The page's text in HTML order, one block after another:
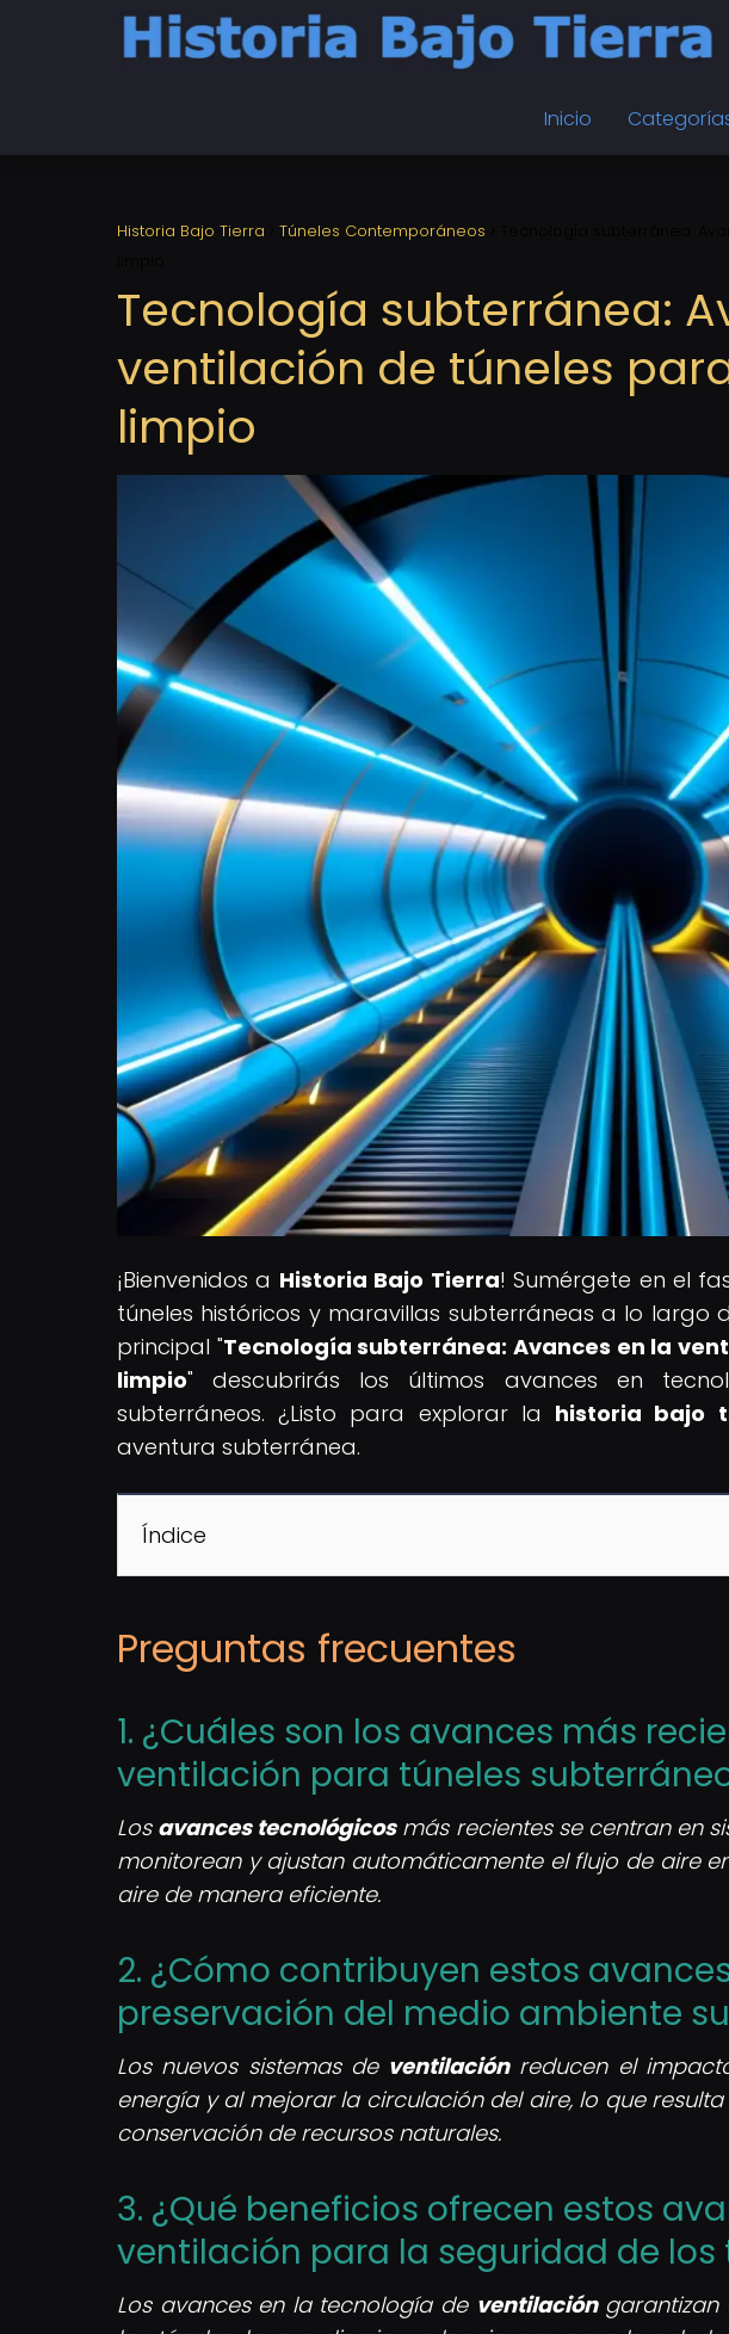
Inicio
Historia Bajo Tierra Túneles Contemporáneos
Tecnología subterránea:
ventilación de túneles
limpio
¡Bienvenidos a Historia Bajo Tierra! Sumérgete en el
túneles históricos y maravillas subterráneas a lo largo
principal "Tecnología subterránea: Avances en la
limpio" descubrirás los últimos avances en
subterráneos. ¿Listo para explorar la historia bajo
aventura subterránea.
Índice
Preguntas frecuentes
1. ¿Cuáles son los avances más
ventilación para túneles
Los avances tecnológicosmás recientes se centran en
monitorean y ajustan automáticamente el flujo de aire
aire de manera eficiente.
2. ¿Cómo contribuyen estos
preservación del medio ambiente
Los nuevos sistemas de ventilaciónreducen el
energía y al mejorar la circulación del aire, lo que
conservación de recursos naturales.
3. ¿Qué beneficios ofrecen estos
ventilación para la seguridad de los
Los avances en la tecnología de ventilacióngarantizan